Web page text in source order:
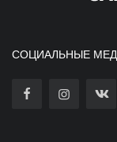
СОЦИАЛЬНЫЕ